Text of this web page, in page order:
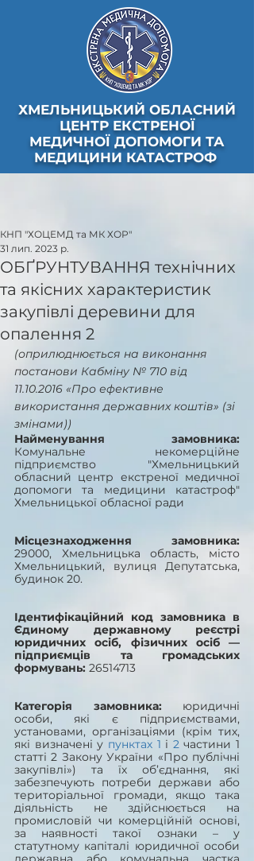
ХМЕЛЬНИЦЬКИЙ ОБЛАСНИЙ
ЦЕНТР ЕКСТРЕНОЇ
МЕДИЧНОЇ ДОПОМОГИ ТА
МЕДИЦИНИ КАТАСТРОФ
ОБҐРУНТУВАННЯ технічних
та якісних характеристик
закупівлі деревини для
опалення 2
КНП "ХОЦЕМД та МК ХОР"
31 лип. 2023 р.
(оприлюднюється на виконання
постанови Кабміну № 710 від
11.10.2016 «Про ефективне
використання державних коштів» (зі
змінами))
Комунальне некомерційне
підприємство "Хмельницький
обласний центр екстреної медичної
допомоги та медицини катастроф"
Хмельницької обласної ради
29000, Хмельницька область, місто
Хмельницький, вулиця Депутатська,
будинок 20.
Ідентифікаційний код замовника в
Єдиному державному реєстрі
юридичних осіб, фізичних осіб —
підприємців та громадських
формувань: 26514713
Категорія замовника: юридичні
особи, які є підприємствами,
установами, організаціями (крім тих,
які визначені у пунктах 1 і 2 частини 1
статті 2 Закону України «Про публічні
закупівлі») та їх об’єднання, які
забезпечують потреби держави або
територіальної громади, якщо така
діяльність не здійснюється на
промисловій чи комерційній основі,
за наявності такої ознаки – у
статутному капіталі юридичної особи